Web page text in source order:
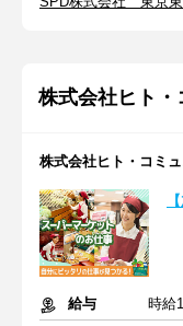
株式会社ヒト
株式会社ヒト・コミ
給与
時給